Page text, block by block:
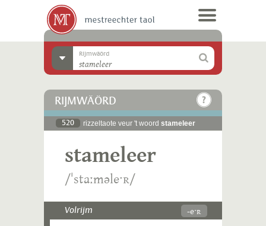
Rijmwäörd
RIJMWÄÖRD
520 rizzeltaote veur 't woord stameleer
stameleer
/ˈstaːməleˑʀ/
Volrijm -eˑʀ